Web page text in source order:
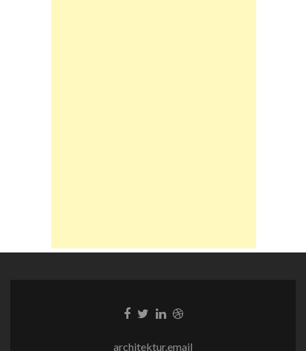
Facebook-
Twitter-
LinkedIn-
Dribble-
architektur.email